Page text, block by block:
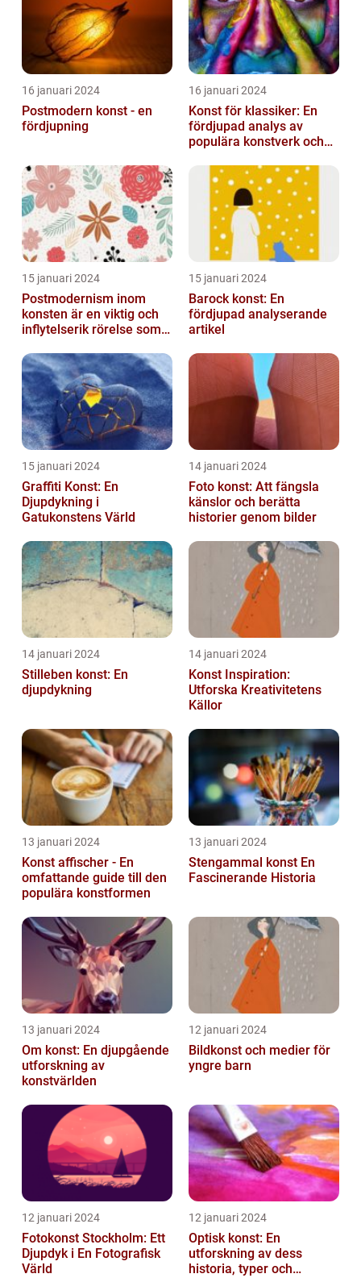
16 januari 2024
Postmodern konst - en
fördjupning
16 januari 2024
Konst för klassiker: En
fördjupad analys av
populära konstverk och
15 januari 2024
Postmodernism inom
konsten är en viktig och
inflytelserik rörelse som
normer o...
15 januari 2024
Barock konst: En
fördjupad analyserande
artikel
15 januari 2024
Graffiti Konst: En
Djupdykning i
Gatukonstens Värld
14 januari 2024
Foto konst: Att fängsla
känslor och berätta
historier genom bilder
14 januari 2024
Stilleben konst: En
djupdykning
14 januari 2024
Konst Inspiration:
Utforska Kreativitetens
Källor
13 januari 2024
Konst affischer - En
omfattande guide till den
populära konstformen
13 januari 2024
Stengammal konst En
Fascinerande Historia
13 januari 2024
Om konst: En djupgående
utforskning av
konstvärlden
12 januari 2024
Bildkonst och medier för
yngre barn
12 januari 2024
Fotokonst Stockholm: Ett
Djupdyk i En Fotografisk
Värld
12 januari 2024
Optisk konst: En
utforskning av dess
historia, typer och